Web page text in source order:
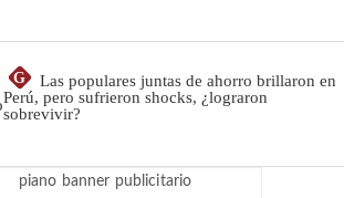
G
Las populares juntas de ahorro brillaron en
Perú, pero sufrieron shocks, ¿lograron
sobrevivir?